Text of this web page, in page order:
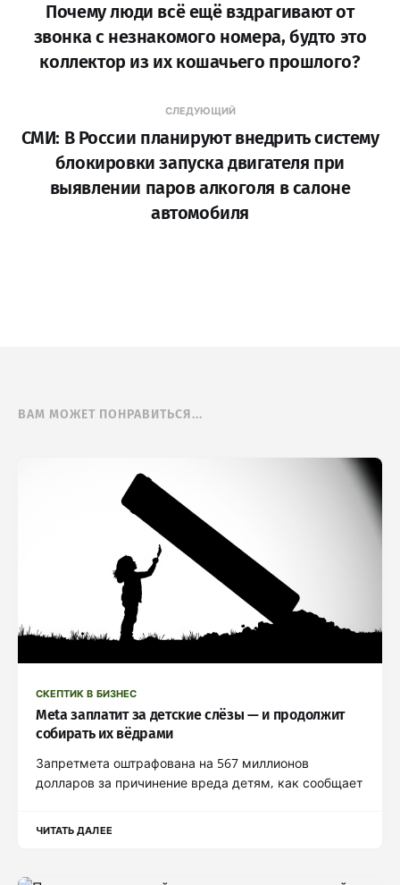
Почему люди всё ещё вздрагивают от
звонка с незнакомого номера, будто это
коллектор из их кошачьего прошлого?
СЛЕДУЮЩИЙ
СМИ: В России планируют внедрить систему
блокировки запуска двигателя при
выявлении паров алкоголя в салоне
автомобиля
ВАМ МОЖЕТ ПОНРАВИТЬСЯ...
СКЕПТИК В БИЗНЕС
Meta заплатит за детские слёзы — и продолжит
собирать их вёдрами
Запретмета оштрафована на 567 миллионов
долларов за причинение вреда детям, как сообщает
ЧИТАТЬ ДАЛЕЕ